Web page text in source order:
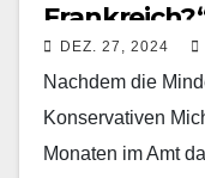
eine
Zentristen?
DEZ. 27, 2024
Nachdem die
Konservativen
Monaten im Amt